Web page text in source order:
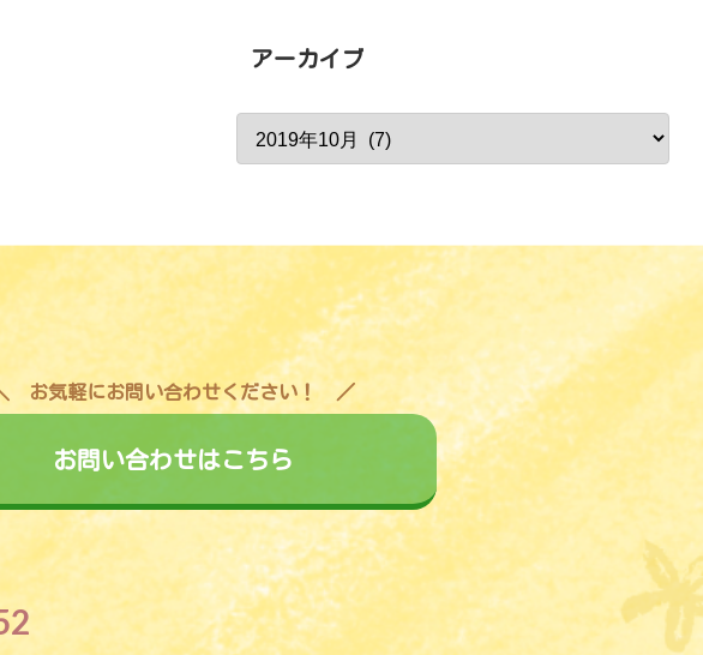
アーカイブ
お気軽にお問い合わせください！
お問い合わせはこちら